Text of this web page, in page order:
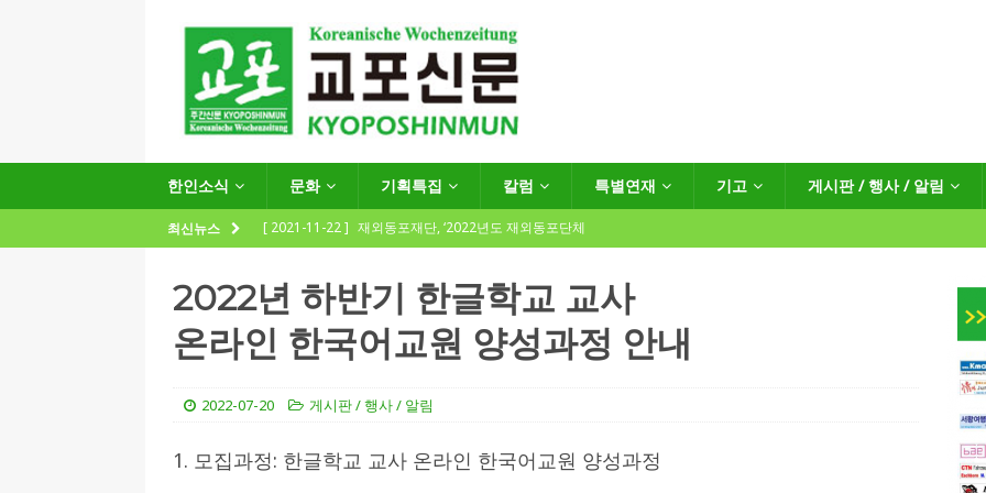
한인소식 문화 기획특집 칼럼 특별연재 기고 게시판 / 행사 / 알림
최신뉴스 [ 2021-11-22 ] 재외동포재단, ‘2022년도 재외동포단체
[ 2021-09-24 ]
함부르크한인회
제57회 정기총회 공고 및 제30대 한인회장선거 공고
게시판 / 행사 / 알림
(12.14일 기준)
게시판 / 행사 / 알림
[ 2026-07-27 ] “재독동포와 함께하는 재독일한인체육회로 거듭나겠습니다”
2022년 하반기 한글학교 교사
온라인 한국어교원 양성과정 안내
2022-07-20 게시판 / 행사 / 알림
1. 모집과정: 한글학교 교사 온라인 한국어교원 양성과정